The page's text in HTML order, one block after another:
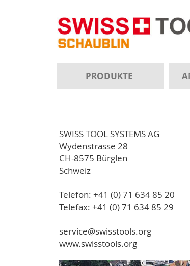
PRODUKTE
SWISS TOOL SYSTEMS AG
Wydenstrasse 28
CH-8575 Bürglen
Schweiz
Telefon: +41 (0) 71 634 85 20
Telefax: +41 (0) 71 634 85 29
service@swisstools.org
www.swisstools.org